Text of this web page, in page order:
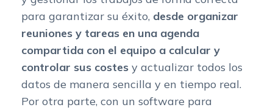
para garantizar su éxito, desde organizar
reuniones y tareas en una agenda
compartida con el equipo a calcular y
controlar sus costes y actualizar todos los
datos de manera sencilla y en tiempo real.
Por otra parte, con un software para